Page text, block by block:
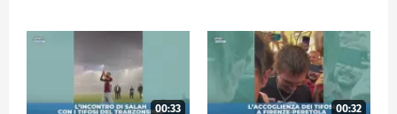
00:33 00:32